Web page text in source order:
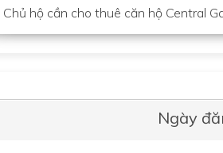
Chủ hộ cần cho thuê căn hộ Central
Ngày